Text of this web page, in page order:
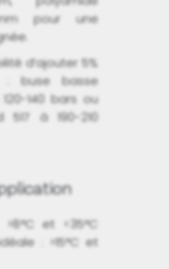
pour une
d’ajouter 5%
: buse basse
140 bars ou
517 à 190-210
et <35°C
: >15°C et